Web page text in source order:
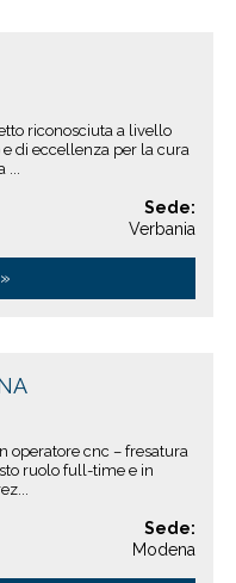
riconosciuta a livello
di eccellenza per la cura
...
Sede:
Verbania
operatore cnc – fresatura
ruolo full-time e in
Sede:
Modena